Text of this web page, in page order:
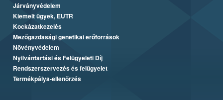
Járványvédelem
Kiemelt ügyek, EUTR
Kockázatkezelés
Mezőgazdasági genetikai erőforrások
Növényvédelem
Nyilvántartási és Felügyeleti Díj
Rendszerszervezés és felügyelet
Termékpálya-ellenőrzés